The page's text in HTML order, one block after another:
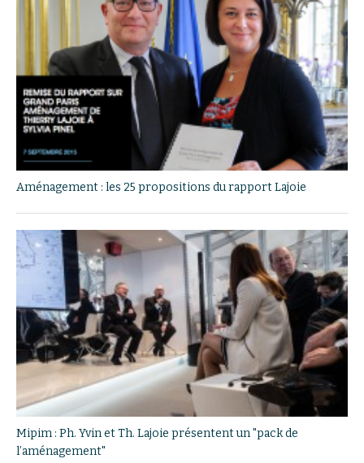
Aménagement : les 25 propositions du rapport Lajoie
Mipim : Ph. Yvin et Th. Lajoie présentent un "pack de
l’aménagement"